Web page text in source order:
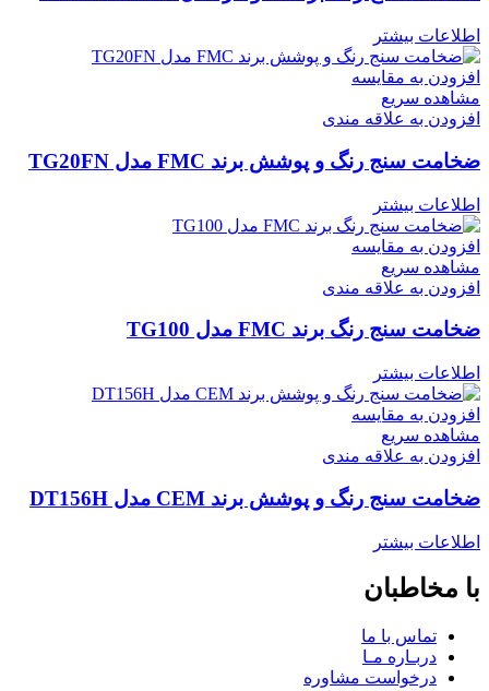
اطلاعات بیشتر
افزودن به مقایسه
مشاهده سریع
افزودن به علاقه مندی
ضخامت سنج رنگ و پوشش برند FMC مدل TG20FN
اطلاعات بیشتر
افزودن به مقایسه
مشاهده سریع
افزودن به علاقه مندی
ضخامت سنج رنگ برند FMC مدل TG100
اطلاعات بیشتر
افزودن به مقایسه
مشاهده سریع
افزودن به علاقه مندی
ضخامت سنج رنگ و پوشش برند CEM مدل DT156H
اطلاعات بیشتر
با مخاطبان
تماس با ما
دربـاره مـا
درخواست مشاوره